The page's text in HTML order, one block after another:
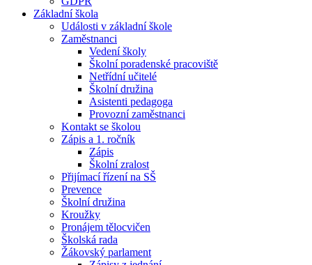
Základní škola
Události v základní škole
Zaměstnanci
Vedení školy
Školní poradenské pracoviště
Netřídní učitelé
Školní družina
Asistenti pedagoga
Provozní zaměstnanci
Kontakt se školou
Zápis a 1. ročník
Zápis
Školní zralost
Přijímací řízení na SŠ
Prevence
Školní družina
Kroužky
Pronájem tělocvičen
Školská rada
Žákovský parlament